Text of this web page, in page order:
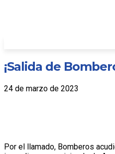
¡Salida de
24 de marzo de 2023
Por el llamado, Bomberos